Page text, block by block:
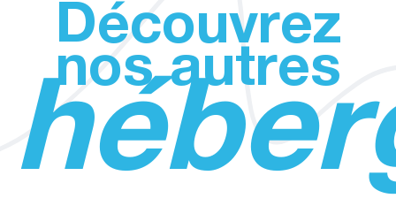
Découvrez
nos autres